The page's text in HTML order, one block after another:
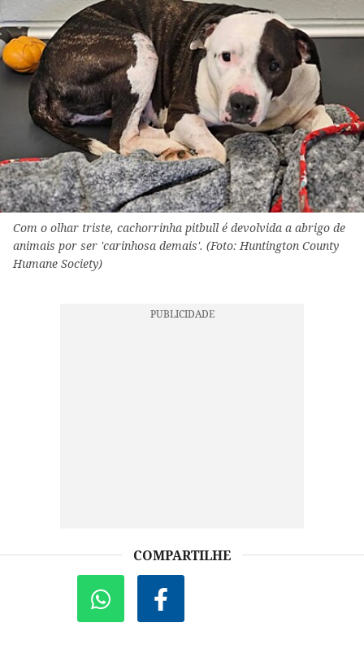
Com o olhar triste, cachorrinha pitbull é devolvida a abrigo de
animais por ser 'carinhosa demais'. (Foto: Huntington County
Humane Society)
COMPARTILHE